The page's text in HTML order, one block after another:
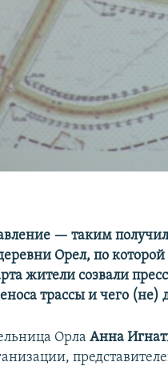
— таким
Орел, по
жители созвали
трассы и чего (не)
ОрлаАнна